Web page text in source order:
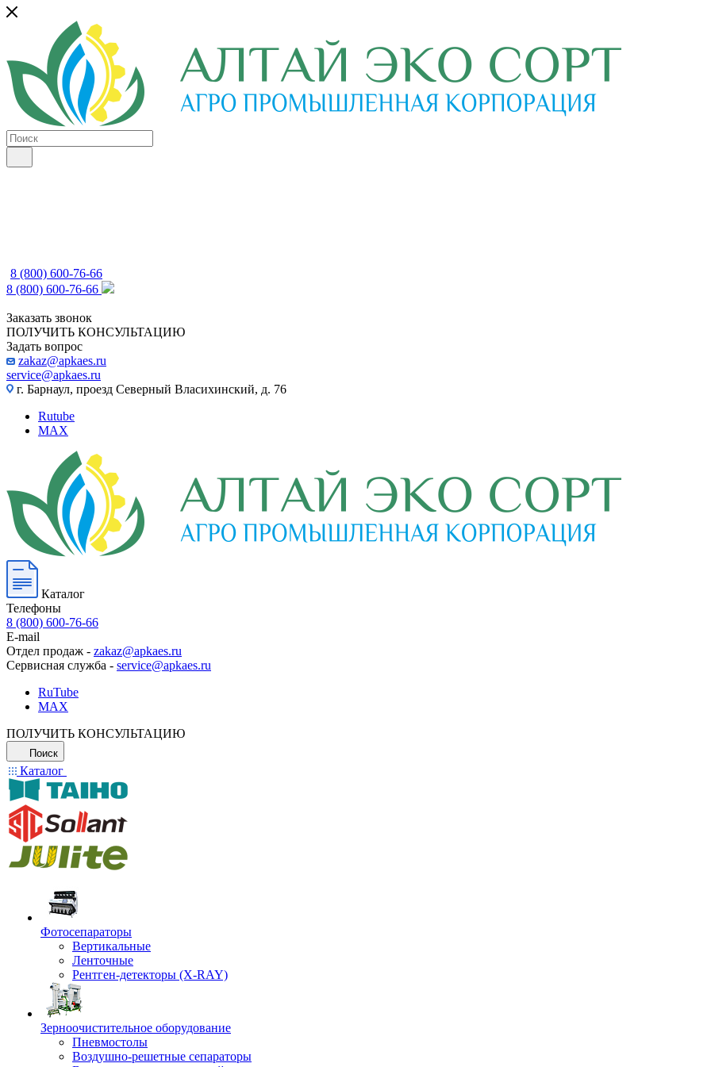
8 (800) 600-76-66
8 (800) 600-76-66
Заказать звонок
ПОЛУЧИТЬ КОНСУЛЬТАЦИЮ
Задать вопрос
zakaz@apkaes.ru
service@apkaes.ru
г. Барнаул, проезд Северный Власихинский, д. 76
Rutube
MAX
Каталог
Телефоны
8 (800) 600-76-66
E-mail
Отдел продаж - zakaz@apkaes.ru
Сервисная служба - service@apkaes.ru
RuTube
MAX
ПОЛУЧИТЬ КОНСУЛЬТАЦИЮ
Поиск
Каталог
Фотосепараторы
Вертикальные
Ленточные
Рентген-детекторы (X-RAY)
Зерноочистительное оборудование
Пневмостолы
Воздушно-решетные сепараторы